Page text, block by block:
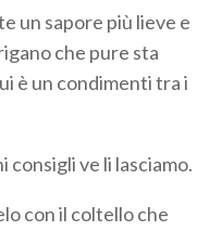
un sapore più lieve e
che pure sta
è un condimenti tra i
consigli ve li lasciamo.
con il coltello che